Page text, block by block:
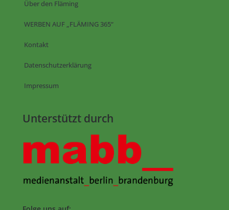
Über den Fläming
WERBEN AUF „FLÄMING 365“
Kontakt
Datenschutzerklärung
Impressum
Unterstützt durch